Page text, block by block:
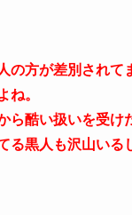
の方が差別されて
ね。
ら酷い扱いを受け
る黒人も沢山いる